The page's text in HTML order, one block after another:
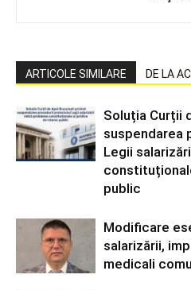
ARTICOLE SIMILARE DE LA
Soluția Curții
suspendarea
Legii
public
Modificare
salarizării,
medicali